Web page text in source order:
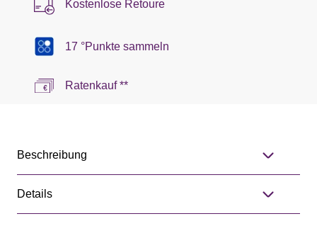
Kostenlose Retoure
17 °Punkte sammeln
Ratenkauf **
Beschreibung
Details